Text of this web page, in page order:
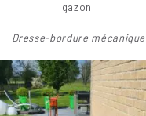
gazon.
Dresse-bordure mécanique